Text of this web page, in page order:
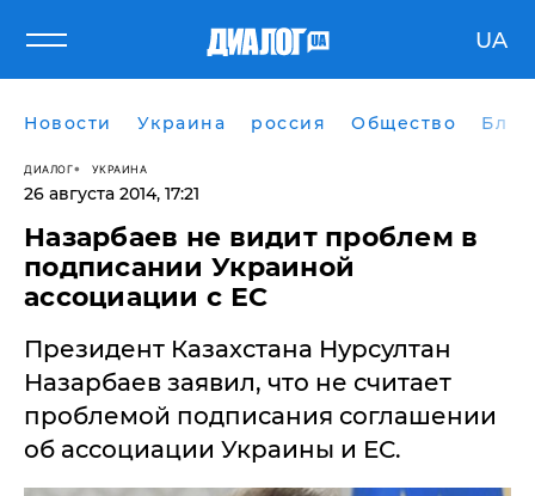
UA
Новости Украина россия Общество
ДИАЛОГ УКРАИНА
26 августа 2014, 17:21
Назарбаев не видит проблем в
подписании Украиной
ассоциации с ЕС
Президент Казахстана Нурсултан
Назарбаев заявил, что не считает
проблемой подписания соглашении
об ассоциации Украины и ЕС.